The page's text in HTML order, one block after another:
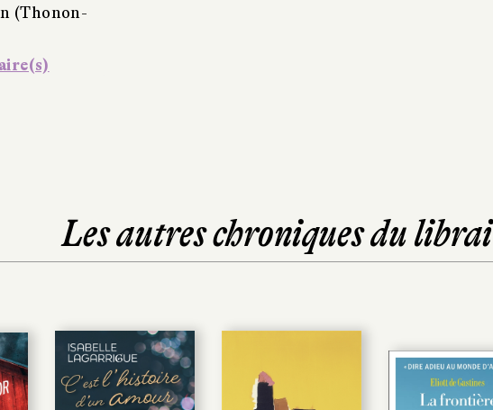
(Thonon-
Les autres chroniques du